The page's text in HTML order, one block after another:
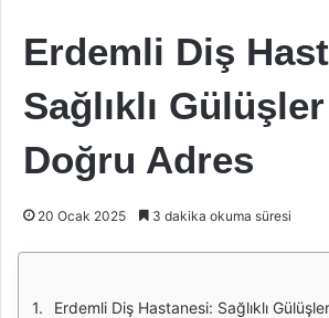
Erdemli Diş
Sağlıklı
Doğru Adres
20 Ocak 2025 3 dakika okuma süresi
Erdemli Diş Hastanesi: Sağlıklı